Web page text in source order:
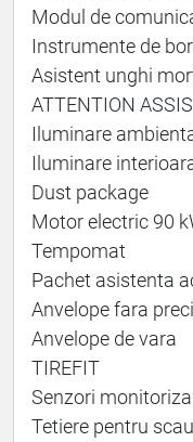
Modul de
Instrumente de
Asistent unghi
ATTENTION
Iluminare
Iluminare
Dust package
Motor electric 90
Tempomat
Pachet asistenta
Anvelope fara
Anvelope de vara
TIREFIT
Senzori
Tetiere pentru